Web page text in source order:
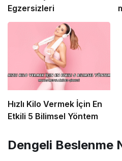
Egzersizleri
Hızlı Kilo Vermek İçin En
Etkili 5 Bilimsel Yöntem
Dengeli Beslenme